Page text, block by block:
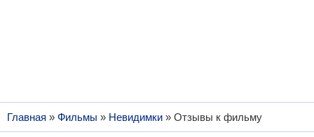
Главная » Фильмы » Невидимки » Отзывы к фильму